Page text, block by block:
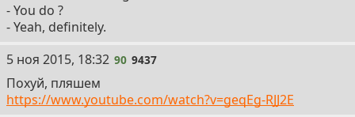
- You do ?
- Yeah, definitely.
90
5 ноя 2015, 18:32 90 9437
Похуй, пляшем
https://www.youtube.com/watch?v=geqEg-RJJ2E